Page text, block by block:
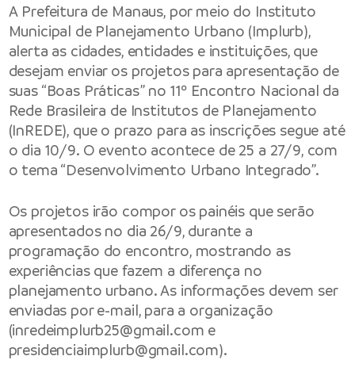
A Prefeitura de Manaus, por meio do Instituto
Municipal de Planejamento Urbano (Implurb),
alerta as cidades, entidades e instituições, que
desejam enviar os projetos para apresentação de
suas “Boas Práticas” no 11º Encontro Nacional da
Rede Brasileira de Institutos de Planejamento
(InREDE), que o prazo para as inscrições segue até
o dia 10/9. O evento acontece de 25 a 27/9, com
o tema “Desenvolvimento Urbano Integrado”.
Os projetos irão compor os painéis que serão
apresentados no dia 26/9, durante a
programação do encontro, mostrando as
experiências que fazem a diferença no
planejamento urbano. As informações devem ser
enviadas por e-mail, para a organização
(inredeimplurb25@gmail.com e
presidenciaimplurb@gmail.com).